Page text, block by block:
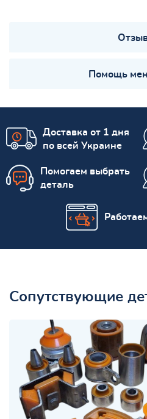
Помощь
Доставка от 1 дня
по всей Украине
Помогаем выбрать
деталь
Сопутствующие